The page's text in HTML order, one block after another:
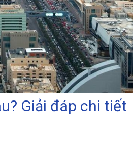
Giải đáp chi tiết